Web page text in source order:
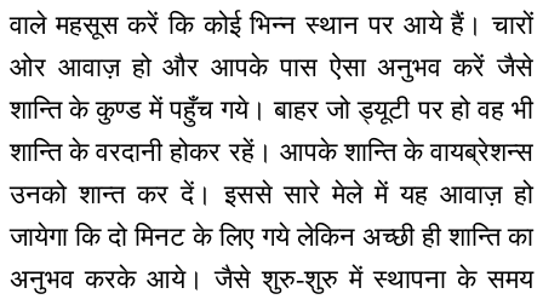
वाले महसूस करें कि कोई भिन्न स्थान पर आये हैं। चारों
ओर आवाज़ हो और आपके पास ऐसा अनुभव करें जैसे
शान्ति के कुण्ड में पहुँच गये। बाहर जो ड्यूटी पर हो वह भी
शान्ति के वरदानी होकर रहें। आपके शान्ति के वायब्रेशन्स
उनको शान्त कर दें। इससे सारे मेले में यह आवाज़ हो
जायेगा कि दो मिनट के लिए गये लेकिन अच्छी ही शान्ति का
अनुभव करके आये। जैसे शुरु-शुरु में स्थापना के समय